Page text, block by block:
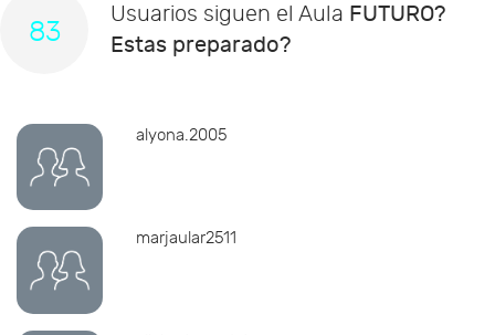
83
Usuarios siguen el Aula FUTURO?
Estas preparado?
alyona.2005
marjaular2511